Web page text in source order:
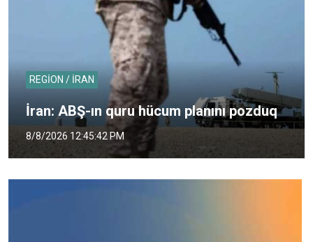
REGİON / İRAN
İran: ABŞ-ın quru hücum planını pozduq
8/8/2026 12:45:42 PM